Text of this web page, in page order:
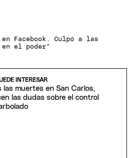
en Facebook. Culpó a las
en el poder"
INTERESAR
las muertes en San Carlos,
las dudas sobre el control